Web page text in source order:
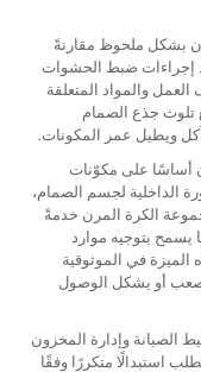
بشكل ملحوظ مقارنةً
إجراءات ضبط الحشوات
والمواد المتعلقة
تلوث جذع الصمام
ويطيل عمر المكونات.
أساسًا على مكوّنات
الداخلية لجسم الصمام،
الكرة المرن خدمةً
يسمح بتوجيه موارد
الميزة في الموثوقية
يصعب أو يشكل الوصول
الصيانة وإدارة المخزون
استبدالًا متكررًا وفقًا